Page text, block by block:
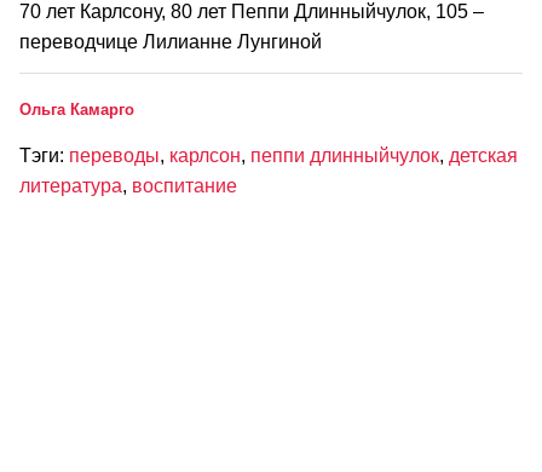
70 лет Карлсону, 80 лет Пеппи Длинныйчулок, 105 –
переводчице Лилианне Лунгиной
Ольга Камарго
Тэги: переводы, карлсон, пеппи длинныйчулок, детская
литература, воспитание